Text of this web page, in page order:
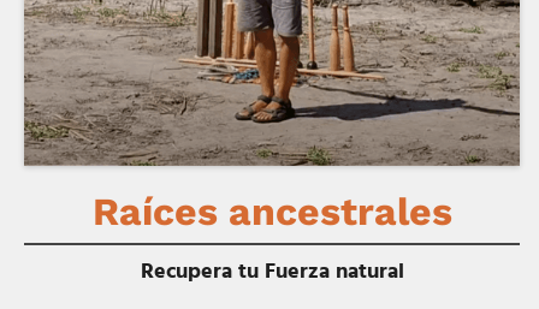
Raíces ancestrales
Recupera tu Fuerza natural